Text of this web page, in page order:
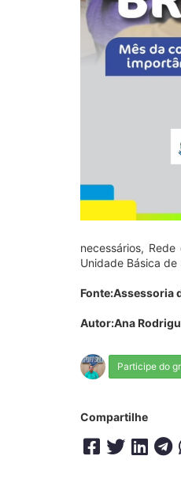
necessários,
Unidade Básica de
Fonte:Assessoria
Autor:Ana
Participe do
Compartilhe